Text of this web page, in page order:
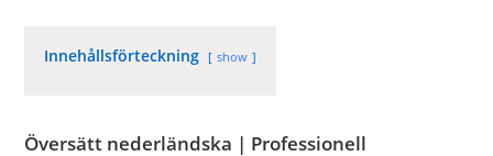
Innehållsförteckning show
Översätt nederländska | Professionell